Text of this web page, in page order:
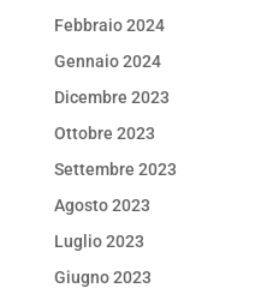
Febbraio 2024
Gennaio 2024
Dicembre 2023
Ottobre 2023
Settembre 2023
Agosto 2023
Luglio 2023
Giugno 2023